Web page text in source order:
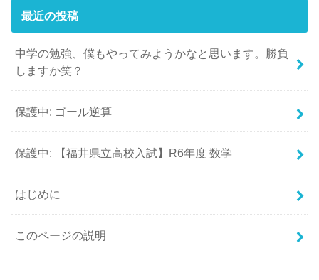
最近の投稿
中学の勉強、僕もやってみようかなと思います。勝負
しますか笑？
保護中: ゴール逆算
保護中: 【福井県立高校入試】R6年度 数学
はじめに
このページの説明